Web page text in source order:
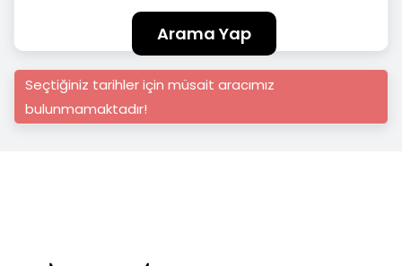
Arama Yap
Seçtiğiniz tarihler için müsait aracımız
bulunmamaktadır!